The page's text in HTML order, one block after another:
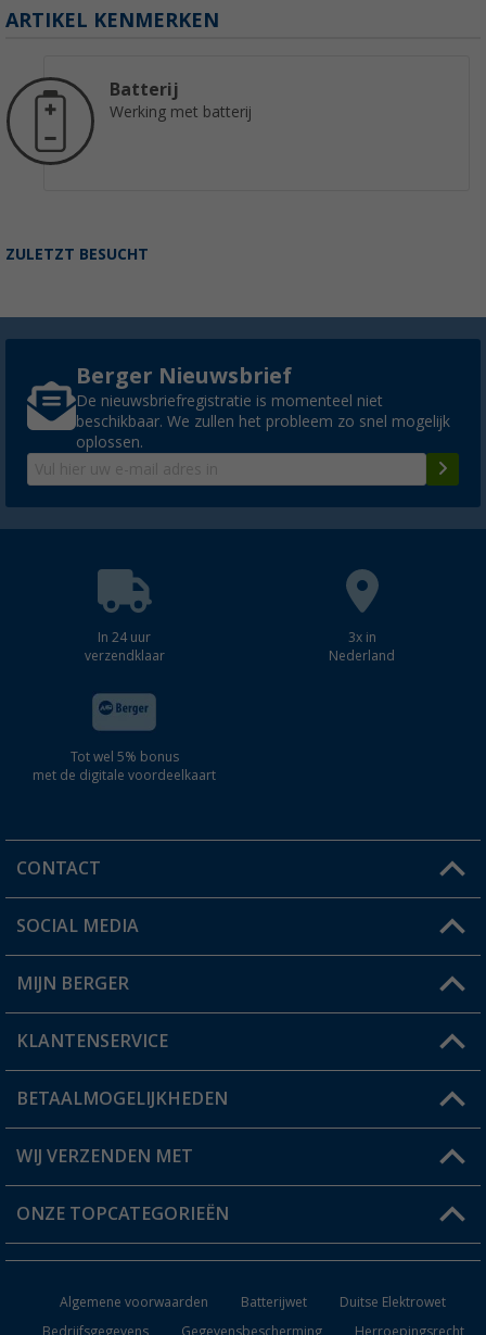
ARTIKEL KENMERKEN
Batterij
Werking met batterij
ZULETZT BESUCHT
Berger Nieuwsbrief
De nieuwsbriefregistratie is momenteel niet
beschikbaar. We zullen het probleem zo snel mogelijk
oplossen.
In 24 uur
verzendklaar
3x in
Nederland
Tot wel 5% bonus
met de digitale voordeelkaart
CONTACT
Een vraag?
Winkel vinden
SOCIAL MEDIA
MIJN BERGER
Mijn account
Status bestelling
Verlanglijstje
KLANTENSERVICE
FAQ & Contact
Verzendinformatie
Catalogus
BETAALMOGELIJKHEDEN
WIJ VERZENDEN MET
ONZE TOPCATEGORIEËN
Keukenaccessoires
Algemene voorwaarden Batterijwet
Duitse Elektrowet